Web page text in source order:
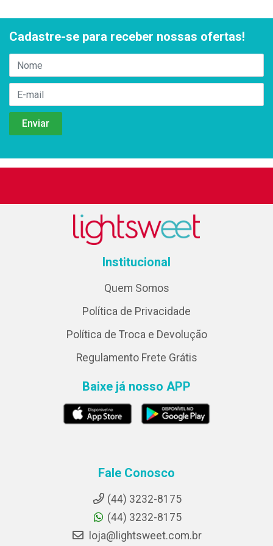
Cadastre-se para receber nossas ofertas!
Institucional
Quem Somos
Política de Privacidade
Política de Troca e Devolução
Regulamento Frete Grátis
Baixe já nosso APP
Fale Conosco
(44) 3232-8175
(44) 3232-8175
loja@lightsweet.com.br